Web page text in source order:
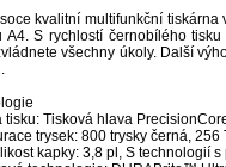
kvalitní multifunkční
A4. S rychlostí černobílého
všechny úkoly. Další
tisku: Tisková hlava
trysek: 800 trysky černá,
kapky: 3,8 pl, S technologií